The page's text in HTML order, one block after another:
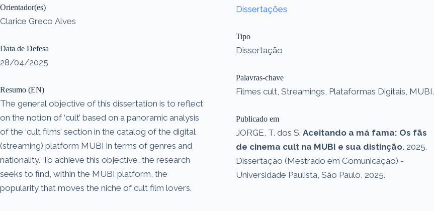
Orientador(es)
Clarice Greco Alves
Data de Defesa
28/04/2025
Resumo (EN)
The general objective of this dissertation is to reflect
on the notion of ‘cult’ based on a panoramic analysis
of the ‘cult films’ section in the catalog of the digital
(streaming) platform MUBI in terms of genres and
nationality. To achieve this objective, the research
seeks to find, within the MUBI platform, the
popularity that moves the niche of cult film lovers.
Dissertações
Tipo
Dissertação
Palavras-chave
Filmes cult, Streamings, Plataformas Digitais, MUBI.
Publicado em
JORGE, T. dos S.Aceitando a má fama: Os fãs
de cinema cult na MUBI e sua distinção. 2025.
Dissertação (Mestrado em Comunicação) -
Universidade Paulista, São Paulo, 2025.